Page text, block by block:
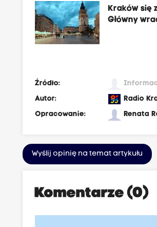
Kraków się
Główny
Źródło:
Autor:
Radio
Opracowanie:
Renata
Wyślij opinię na temat artykułu
Komentarze (0)